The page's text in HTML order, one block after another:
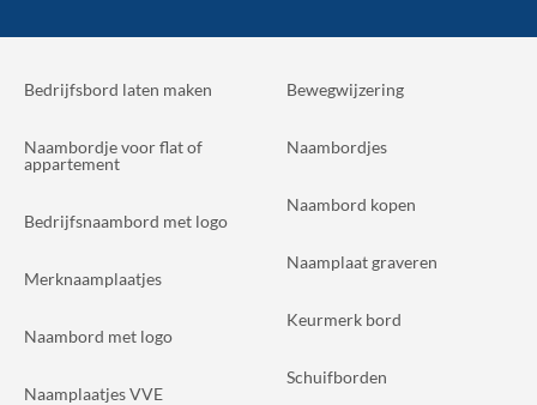
Bedrijfsbord laten maken
Naambordje voor flat of
appartement
Bedrijfsnaambord met logo
Merknaamplaatjes
Naambord met logo
Naamplaatjes VVE
Bewegwijzering
Naambordjes
Naambord kopen
Naamplaat graveren
Keurmerk bord
Schuifborden